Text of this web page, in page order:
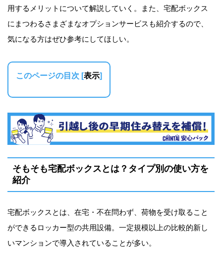
用するメリットについて解説していく。また、宅配ボックス
にまつわるさまざまなオプションサービスも紹介するので、
気になる方はぜひ参考にしてほしい。
このページの目次 [表示]
そもそも宅配ボックスとは？タイプ別の使い方を
紹介
宅配ボックスとは、在宅・不在問わず、荷物を受け取ること
ができるロッカー型の共用設備。一定規模以上の比較的新し
いマンションで導入されていることが多い。